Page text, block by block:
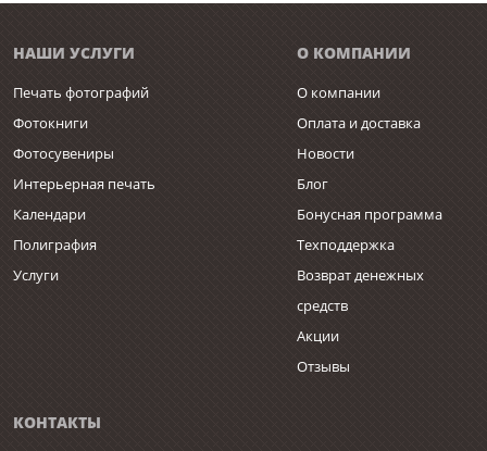
НАШИ УСЛУГИ
Печать фотографий
Фотокниги
Фотосувениры
Интерьерная печать
Календари
Полиграфия
Услуги
О КОМПАНИИ
О компании
Оплата и доставка
Новости
Блог
Бонусная программа
Техподдержка
Возврат денежных
средств
Акции
Отзывы
КОНТАКТЫ